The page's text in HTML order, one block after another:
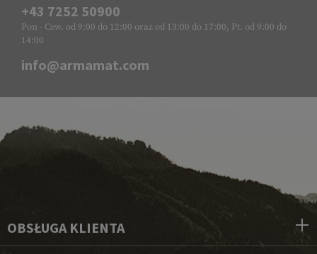
+43 7252 50900
Pon - Czw. od 9:00 do 12:00 oraz od 13:00 do 17:00, Pt. od 9:00 do
14:00
info@armamat.com
OBSŁUGA KLIENTA